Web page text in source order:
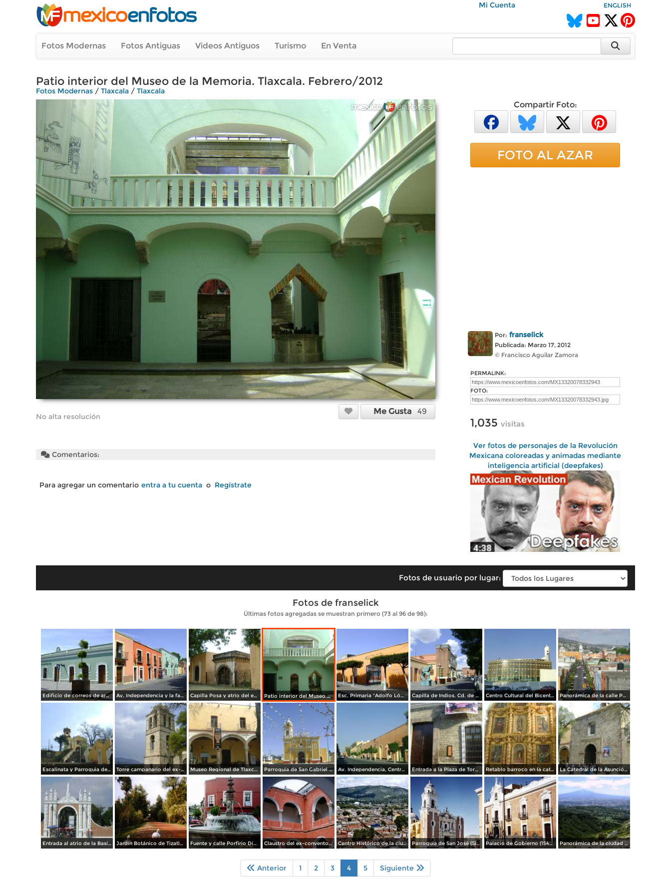
Mi Cuenta ENGLISH
Fotos Modernas Fotos Antiguas Videos Antiguos Turismo En Venta
Patio interior del Museo de la Memoria. Tlaxcala. Febrero/2012
Fotos Modernas / Tlaxcala / Tlaxcala
No alta resolución
Me Gusta 49
Comentarios:
Para agregar un comentario entra a tu cuenta o Regístrate
Compartir Foto:
FOTO AL AZAR
Por: franselick
Publicada: Marzo 17, 2012
© Francisco Aguilar Zamora
PERMALINK:
FOTO:
1,035 visitas
Ver fotos de personajes de la Revolución
Mexicana coloreadas y animadas mediante
inteligencia artificial (deepfakes)
Fotos de usuario por lugar:
Fotos de franselick
Últimas fotos agregadas se muestran primero (73 al 96 de 98):
Edificio de correos de arquitectura colonial. Febrero/2012 Av. Independencia y la fachada del Museo de la Memoria. Marzo/2012 Capilla Posa y atrio del ex-convento de la Asunción (Siglo XVI). Febrero/2012 Patio interior del Museo de la Memoria. Tlaxcala. Febrero/2012 Esc. Primaria "Adolfo López Mateos" en la Av. Independencia. Marzo/2012 Capilla de Indios. Cd. de Tlaxcala. Febrero/2012 Centro Cultural del Bicentenario. Enero/2012 Panorámica de la calle Porfirio Díaz y Templo de San José. Enero/2012
Escalinata y Parroquia del Cristo del Buen vecino (siglo XVII). Diciembre/2011 Torre campanario del ex-convento franciscano siglo XVI. Diciembre/2011 Museo Regional de Tlaxcala Parroquia de San Gabriel Cuahutla (1896) Av. Independencia, Centro Histórico de Tlaxcala Entrada a la Plaza de Toros Jorge "Ranchero" Aguilar Retablo barroco en la catedral de la Asunción. Diciembre/2011 La Catedral de la Asunción (Siglo XVI). Diciembre/2011
Entrada al atrio de la Basílica de Ocotlán. Noviembre/2011 Jardín Botánico de Tizatlán. Tlaxcala. 2007 Fuente y calle Porfirio Díaz. Tlaxcala. 2006 Claustro del ex-convento de San Francisco (Hoy Museo Regional). 2006 Centro Histórico de la ciudad de Tlaxcala Parroquia de San José (Siglo XVIII). Tlaxcala. 2006 Palacio de Gobierno (1545). Tlaxcala. 1994 Panorámica de la ciudad de Tlaxcala con el volcán "La Malintzin"
Anterior 1 2 3 4 5 Siguiente